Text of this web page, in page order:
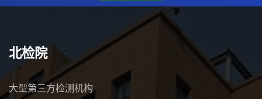
北检院
大型第三方检测机构